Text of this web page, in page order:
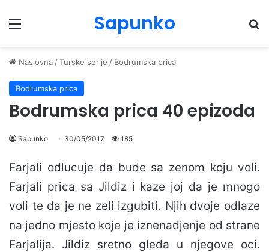
Menu Sapunko
Naslovna /Turske serije / Bodrumska prica
Bodrumska prica
Bodrumska prica 40 epizoda
Sapunko 30/05/2017 185
Farjali odlucuje da bude sa zenom koju voli.
Farjali prica sa Jildiz i kaze joj da je mnogo
voli te da je ne zeli izgubiti. Njih dvoje odlaze
na jedno mjesto koje je iznenadjenje od strane
Farjalija. Jildiz sretno gleda u njegove oci.